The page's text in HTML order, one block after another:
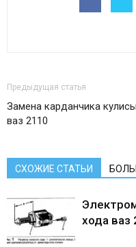
Предыдущая статья
Замена карданчика кулисы
ваз 2110
СХОЖИЕ СТАТЬИ
хода ваз